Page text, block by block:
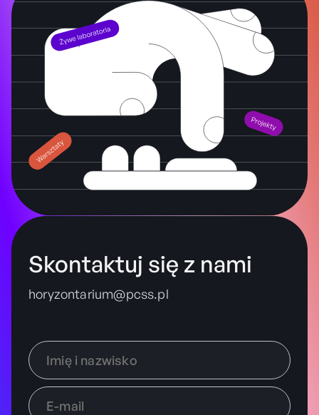
Skontaktuj się z nami
horyzontarium@pcss.pl